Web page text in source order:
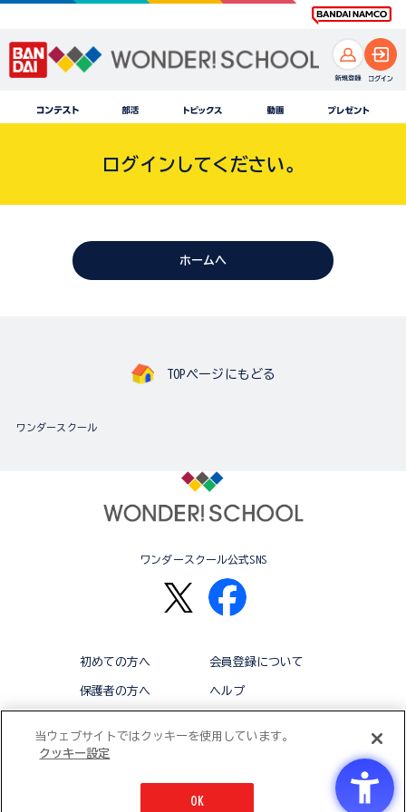
ログインしてください。
ホームへ
TOPページにもどる
ワンダースクール
ワンダースクール公式SNS
初めての方へ 会員登録について
保護者の方へ ヘルプ
© BANDAI CO.,LTD 2015 ALL RIGHTS RESERVED
当ウェブサイトではクッキーを使用しています。
クッキー設定
OK